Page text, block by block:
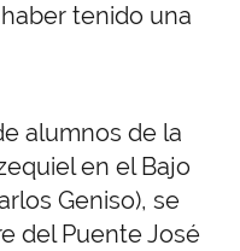
tenido una
alumnos de la
en el Bajo
Geniso), se
del Puente José